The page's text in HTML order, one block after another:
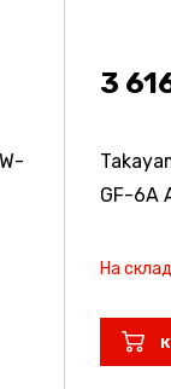
3
GF-6A
На